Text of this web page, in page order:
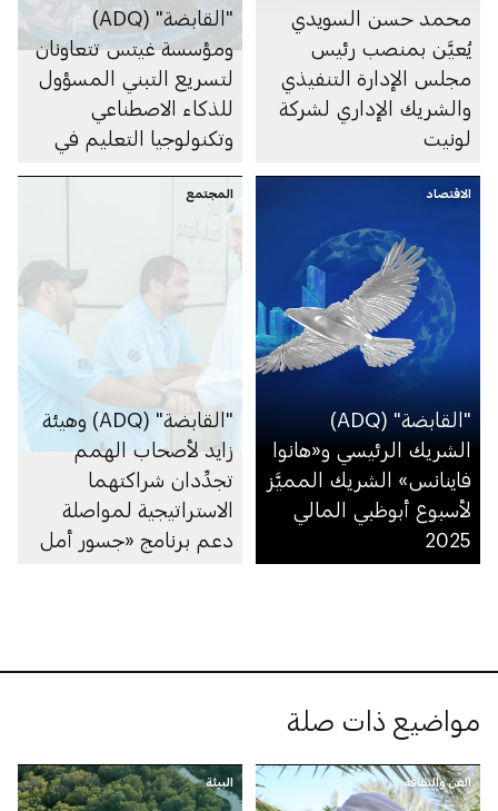
ﻣﺤﻤﺪ حسن اﻟﺴﻮﻳﺪي
يُعيَّن ﺑﻤﻨﺼﺐ رﺋﯿﺲ
ﻣﺠﻠﺲ اﻹدارة اﻟﺘﻨﻔﯿﺬي
واﻟﺸﺮﻳﻚ اﻹداري ﻟﺸﺮﻛﺔ
ﻟﻮﻧﯿﺖ
"القابضة" (ADQ)
ومؤسسة غيتس تتعاونان
لتسريع التبني المسؤول
للذكاء الاصطناعي
وتكنولوجيا التعليم في
الكبرى
الاقتصاد
"القابضة" (ADQ)
الشريك الرئيسي و«هانوا
فاينانس» الشريك المميَّز
لأسبوع أبوظبي المالي
2025
المجتمع
"القابضة" (ADQ) وهيئة
زايد لأصحاب الهمم
تجدِّدان شراكتهما
الاستراتيجية لمواصلة
دعم برنامج «جسور أمل
مواضيع ذات صلة
الفن والثقافة البيئة